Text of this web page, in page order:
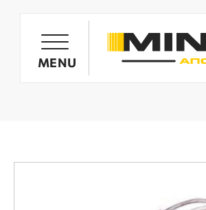
MENU ΠΡΟΪΟΝΤΑ